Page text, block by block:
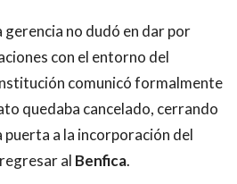
gerencia no dudó en dar por
con el entorno del
comunicó formalmente
quedaba cancelado, cerrando
a la incorporación del
al Benfica.